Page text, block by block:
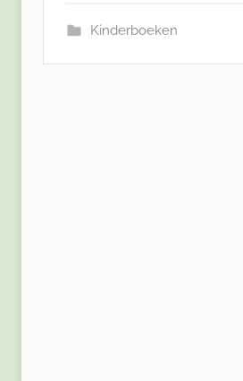
Kinderboeken